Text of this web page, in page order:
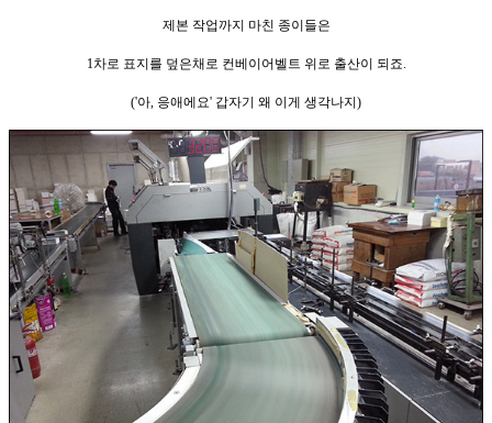
제본 작업까지 마친 종이들은
1차로 표지를 덮은채로 컨베이어벨트 위로 출산이 되죠.
('아, 응애에요' 갑자기 왜 이게 생각나지)